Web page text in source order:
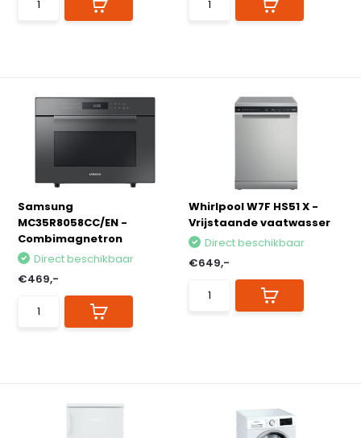
Samsung
MC35R8058CC/EN -
Combimagnetron
Direct beschikbaar
€469,-
Whirlpool W7F HS51 X -
Vrijstaande vaatwasser
Direct beschikbaar
€649,-